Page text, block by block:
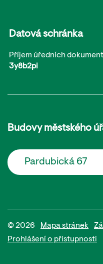
Datová schránka
Příjem úředních
3y8b2pi
Budovy městského
Pardubická 67
© 2026 Mapa stránek
Prohlášení o přistupnosti